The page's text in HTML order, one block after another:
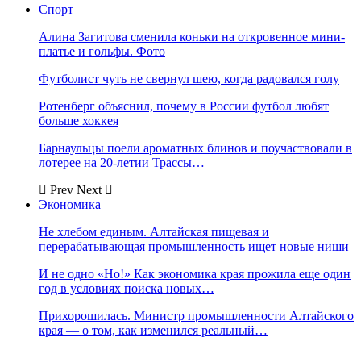
Спорт
Алина Загитова сменила коньки на откровенное мини-
платье и гольфы. Фото
Футболист чуть не свернул шею, когда радовался голу
Ротенберг объяснил, почему в России футбол любят
больше хоккея
Барнаульцы поели ароматных блинов и поучаствовали в
лотерее на 20-летии Трассы…
Prev Next
Экономика
Не хлебом единым. Алтайская пищевая и
перерабатывающая промышленность ищет новые ниши
И не одно «Но!» Как экономика края прожила еще один
год в условиях поиска новых…
Прихорошилась. Министр промышленности Алтайского
края — о том, как изменился реальный…